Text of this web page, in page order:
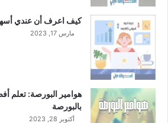
كيف اعرف أن عندي
مارس 17, 2023
هوامير البورصة: تعلم
بالبورصة
أكتوبر 28, 2023